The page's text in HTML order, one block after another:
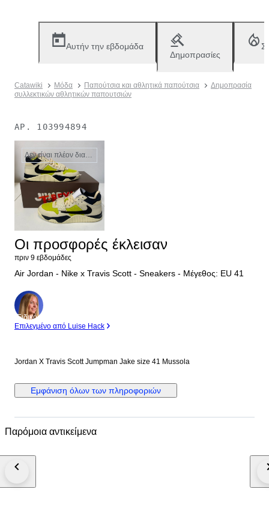
Αυτήν την εβδομάδα
Δημοπρασίες
Catawiki Μόδα Παπούτσια και αθλητικά παπούτσια
Δημοπρασία
συλλεκτικών αθλητικών παπουτσιών
ΑΡ. 103994894
Δεν είναι πλέον διαθέσιμο
Οι προσφορές έκλεισαν
πριν 9 εβδομάδες
Air Jordan - Nike x Travis Scott - Sneakers - Mέγεθος: EU 41
Ειδικός
Επιλεγμένο από Luise Hack
Jordan X Travis Scott Jumpman Jake size 41 Mussola
Εμφάνιση όλων των πληροφοριών
Παρόμοια αντικείμενα